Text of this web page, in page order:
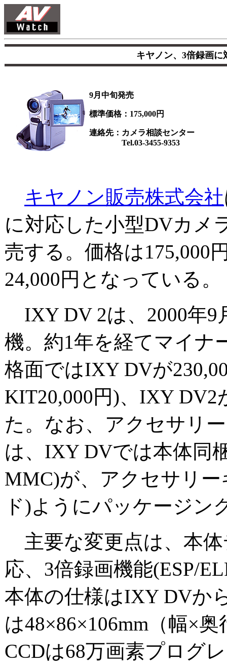
キヤノン、3倍録画
9月中旬発売
標準価格：175,000円
連絡先：カメラ相談センター
Tel.03-3455-9353
キヤノン販売株式会社
に対応した小型DVカメ
売する。価格は175,000
24,000円となっている。
IXY DV 2は、2000年9
機。約1年を経てマイナ
格面ではIXY DVが
KIT20,000円)、IXY DV2
た。なお、アクセサリ
は、IXY DVでは本体同
MMC)が、アクセサリ
ド)ようにパッケージン
主要な変更点は、本
応、3倍録画機能(ESP/
本体の仕様はIXY DVか
は48×86×106mm（幅×
CCDは68万画素プログ